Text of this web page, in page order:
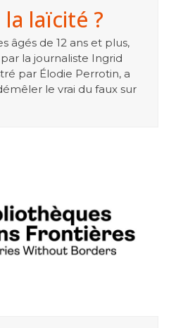
laïcité ?
âgés de 12 ans et plus,
la journaliste Ingrid
par Élodie Perrotin, a
le vrai du faux sur